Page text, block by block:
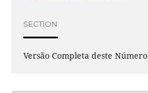
SECTION
Versão Completa deste Número